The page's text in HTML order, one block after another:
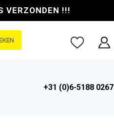
VERZONDEN !!!
+31 (0)6-5188 0267